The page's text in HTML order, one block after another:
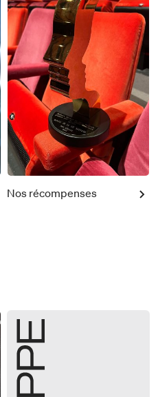
Nos récompenses